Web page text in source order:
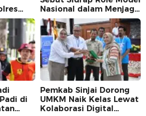
Nasional dalam Menjaga
Stabilitas Harga Telur
di
Pemkab Sinjai Dorong
UMKM Naik Kelas Lewat
Kolaborasi Digital